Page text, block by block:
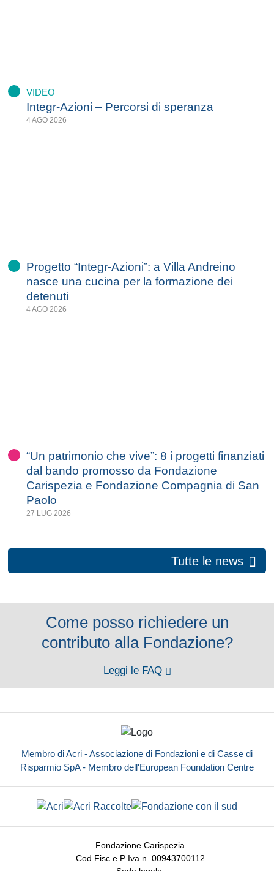
VIDEO
Integr-Azioni – Percorsi di speranza
4 AGO 2026
Progetto “Integr-Azioni”: a Villa Andreino
nasce una cucina per la formazione dei
detenuti
4 AGO 2026
“Un patrimonio che vive”: 8 i progetti finanziati
dal bando promosso da Fondazione
Carispezia e Fondazione Compagnia di San
Paolo
27 LUG 2026
Tutte le news
Come posso richiedere un
contributo alla Fondazione?
Leggi le FAQ
Membro di Acri - Associazione di Fondazioni e di Casse di
Risparmio SpA - Membro dell'European Foundation Centre
Fondazione Carispezia
Cod Fisc e P Iva n. 00943700112